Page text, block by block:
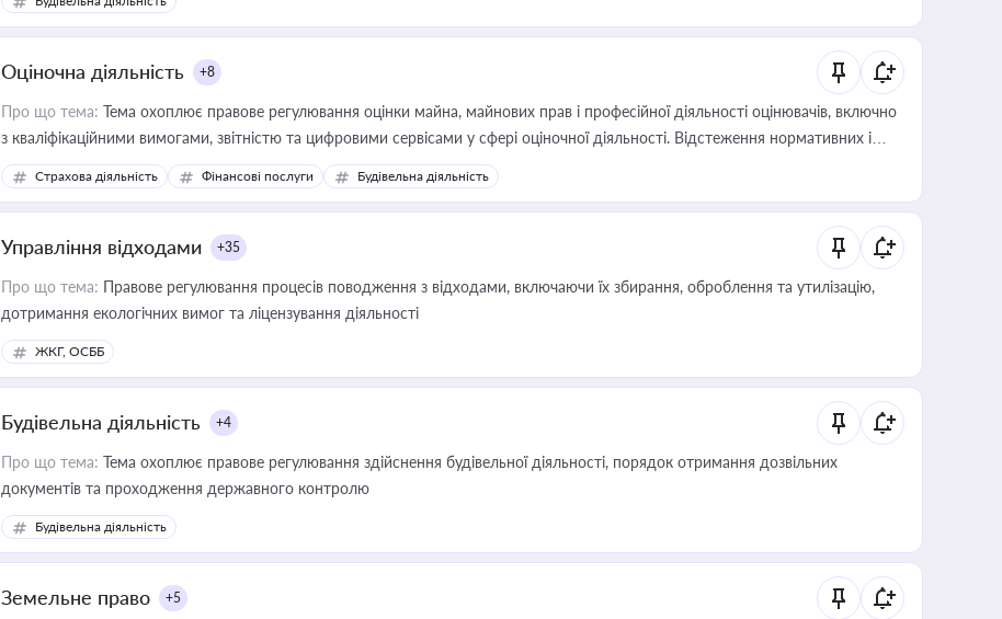
Оціночна діяльність +8
Про що тема: Тема охоплює правове регулювання оцінки майна, майнових прав і професійної діяльності оцінювачів, включно
з кваліфікаційними вимогами, звітністю та цифровими сервісами у сфері оціночної діяльності. Відстеження нормативних і
медійних змін у цій сфері корисне для власника бізнесу, керівника, юриста або бухгалтера під час оподаткування,
приватизації, оренди державного майна, корпоративних угод і перевірки статусу суб'єктів оціночної діяльності
Страхова діяльність Фінансові послуги Будівельна діяльність
Управління відходами +35
Про що тема: Правове регулювання процесів поводження з відходами, включаючи їх збирання, оброблення та утилізацію,
дотримання екологічних вимог та ліцензування діяльності
ЖКГ, ОСББ
Будівельна діяльність +4
Про що тема: Тема охоплює правове регулювання здійснення будівельної діяльності, порядок отримання дозвільних
документів та проходження державного контролю
Будівельна діяльність
Земельне право +5